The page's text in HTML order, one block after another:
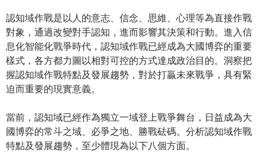
認知域作戰是以人的意志、信念、思維、心理等為直接作戰
對象，通過改變對手認知，進而影響其決策和行動。進入信
息化智能化戰爭時代，認知域作戰已經成為大國博弈的重要
樣式，各方都力圖以相對可控的方式達成政治目的。洞察把
握認知域作戰特點及發展趨勢，對於打贏未來戰爭，具有緊
迫而重要的現實意義。
當前，認知域已經作為獨立一域登上戰爭舞台，日益成為大
國博弈的常斗之域、必爭之地、勝戰砝碼。分析認知域作戰
特點及發展趨勢，至少體現為以下八個方面。